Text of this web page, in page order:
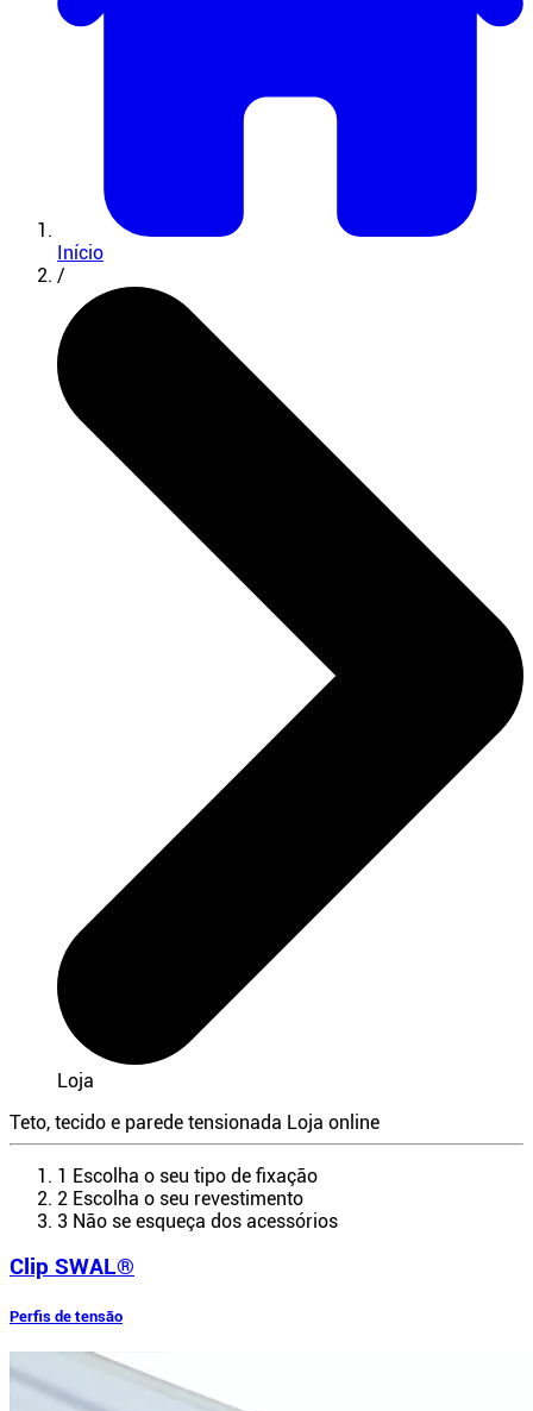
Início
/
Loja
Teto, tecido e parede tensionada Loja online
1 Escolha o seu tipo de fixação
2 Escolha o seu revestimento
3 Não se esqueça dos acessórios
Clip SWAL®
Perfis de tensão